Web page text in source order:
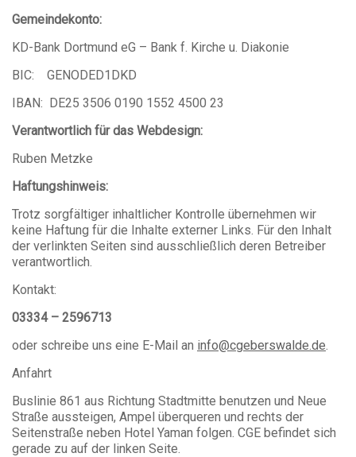
Gemeindekonto:
KD-Bank Dortmund eG – Bank f. Kirche u. Diakonie
BIC: GENODED1DKD
IBAN: DE25 3506 0190 1552 4500 23
Verantwortlich für das Webdesign:
Ruben Metzke
Haftungshinweis:
Trotz sorgfältiger inhaltlicher Kontrolle übernehmen wir
keine Haftung für die Inhalte externer Links. Für den Inhalt
der verlinkten Seiten sind ausschließlich deren Betreiber
verantwortlich.
Kontakt:
03334 – 2596713
oder schreibe uns eine E-Mail an info@cgeberswalde.de.
Anfahrt
Buslinie 861 aus Richtung Stadtmitte benutzen und Neue
Straße aussteigen, Ampel überqueren und rechts der
Seitenstraße neben Hotel Yaman folgen. CGE befindet sich
gerade zu auf der linken Seite.